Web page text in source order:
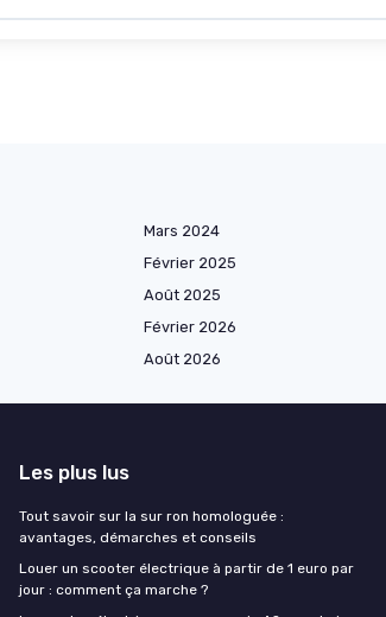
Mars 2024
Février 2025
Août 2025
Février 2026
Août 2026
Les plus lus
Tout savoir sur la sur ron homologuée :
avantages, démarches et conseils
Louer un scooter électrique à partir de 1 euro par
jour : comment ça marche ?